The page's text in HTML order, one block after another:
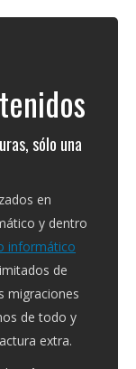
sólo una
en
y dentro
informático
de
migraciones
de todo y
extra.